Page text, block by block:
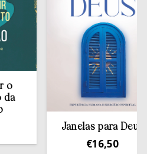
Janelas para Deus
16,50